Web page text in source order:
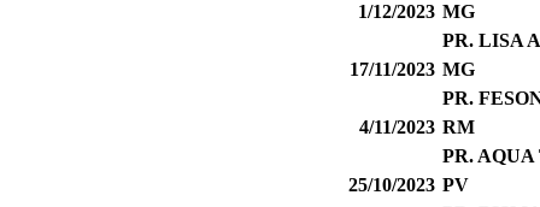
1/12/2023 MG
PR. LISA
17/11/2023 MG
PR.
4/11/2023 RM
PR.
25/10/2023 PV